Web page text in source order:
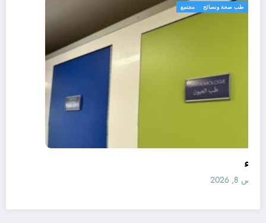
رياضة طب صحة ونصائح مجتمع
أغسطس 8, 2026